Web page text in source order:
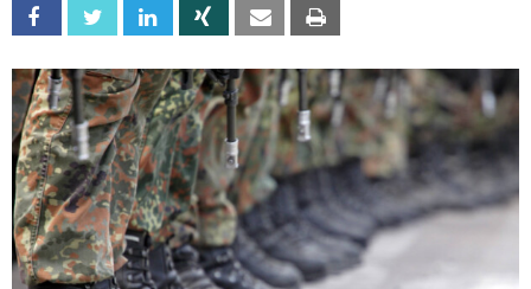
Facebook Twitter Linkedin Xing Email